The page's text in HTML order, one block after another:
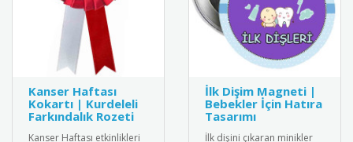
Kanser Haftası
Kokartı | Kurdeleli
Farkındalık Rozeti
Kanser Haftası etkinlikleri
İlk Dişim Magneti |
Bebekler İçin Hatıra
Tasarımı
İlk dişini çıkaran minikler